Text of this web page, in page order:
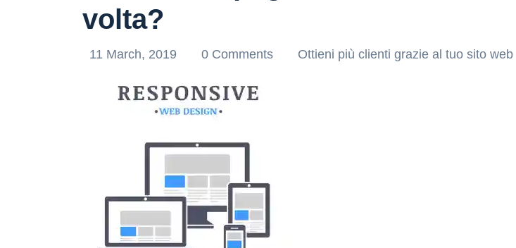
volta?
11 March, 2019 0 Comments Ottieni più clienti grazie al tuo sito web